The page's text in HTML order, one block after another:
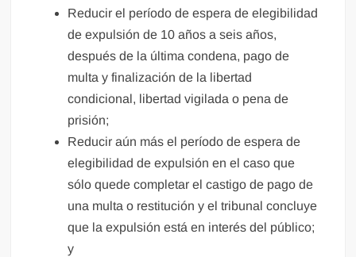
Reducir el período de espera de elegibilidad
de expulsión de 10 años a seis años,
después de la última condena, pago de
multa y finalización de la libertad
condicional, libertad vigilada o pena de
prisión;
Reducir aún más el período de espera de
elegibilidad de expulsión en el caso que
sólo quede completar el castigo de pago de
una multa o restitución y el tribunal concluye
que la expulsión está en interés del público;
y